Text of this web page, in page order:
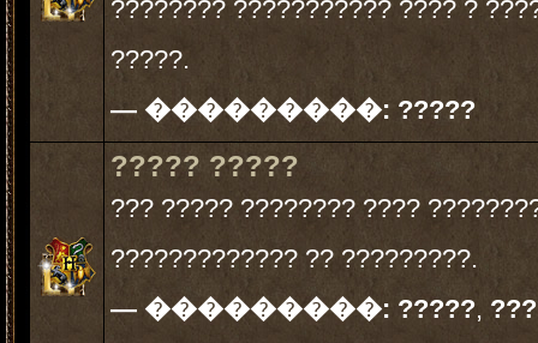
???????? ??????????? ???? ?
?????.
— ���������: ?????
????? ?????
??? ????? ???????? ????
????????????? ?? ?????????.
— ���������: ?????,